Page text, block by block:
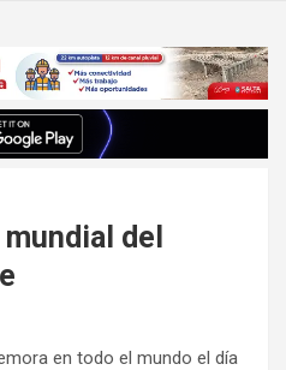
del
en todo el mundo el día